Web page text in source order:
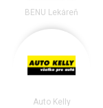
BENU Lekáreň
Auto Kelly